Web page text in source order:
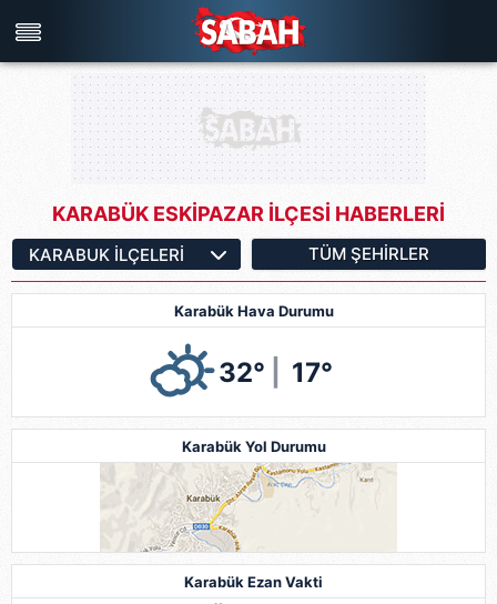
Türkiye'nin en iyi haber sitesi
KARABÜK ESKİPAZAR İLÇESİ HABERLERİ
TÜM ŞEHIRLER
Karabük Hava Durumu
32° 17°
Karabük Yol Durumu
Karabük Ezan Vakti